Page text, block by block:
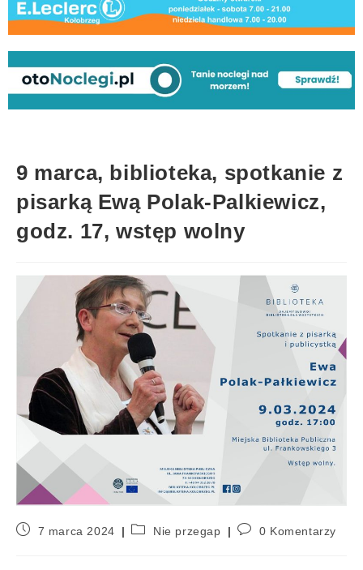
9 marca, biblioteka, spotkanie z
pisarką Ewą Polak-Palkiewicz,
godz. 17, wstęp wolny
7 marca 2024 Nie przegap 0 Komentarzy